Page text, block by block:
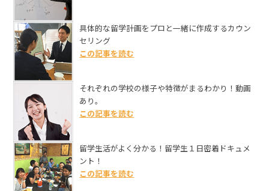
具体的な留学計画をプロと一緒に作成するカウン
セリング
この記事を読む
それぞれの学校の様子や特徴がまるわかり！動画
あり。
この記事を読む
留学生活がよく分かる！留学生１日密着ドキュメ
ント！
この記事を読む